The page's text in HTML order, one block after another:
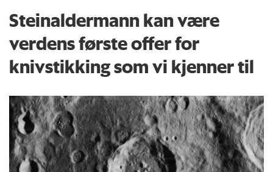
Steinaldermann kan være
verdens første offer for
knivstikking som vi kjenner til